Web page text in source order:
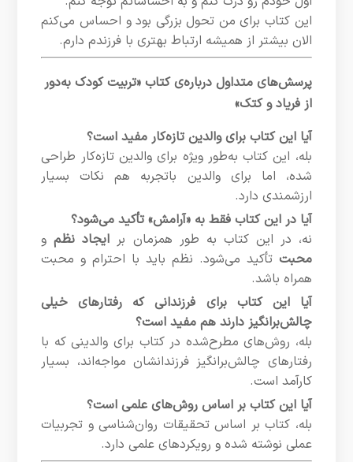
این کتاب برای من تحول بزرگی بود و احساس می‌کنم
الان بیشتر از همیشه ارتباط بهتری با فرزندم دارم.
پرسش‌های متداول درباره‌ی کتاب «تربیت کودک به‌دور
از فریاد و کتک»
آیا این کتاب برای والدین تازه‌کار مفید است؟
بله، این کتاب به‌طور ویژه برای والدین تازه‌کار طراحی
شده، اما برای والدین باتجربه هم نکات بسیار
ارزشمندی دارد.
آیا در این کتاب فقط به «آرامش» تأکید می‌شود؟
نه، در این کتاب به طور همزمان بر ایجاد نظمو
محبت تأکید می‌شود. نظم باید با احترام و محبت
همراه باشد.
آیا این کتاب برای فرزندانی که رفتارهای خیلی
چالش‌برانگیز دارند هم مفید است؟
بله، روش‌های مطرح‌شده در کتاب برای والدینی که با
رفتارهای چالش‌برانگیز فرزندانشان مواجه‌اند، بسیار
کارآمد است.
آیا این کتاب بر اساس روش‌های علمی است؟
بله، کتاب بر اساس تحقیقات روان‌شناسی و تجربیات
عملی نوشته شده و رویکردهای علمی دارد.